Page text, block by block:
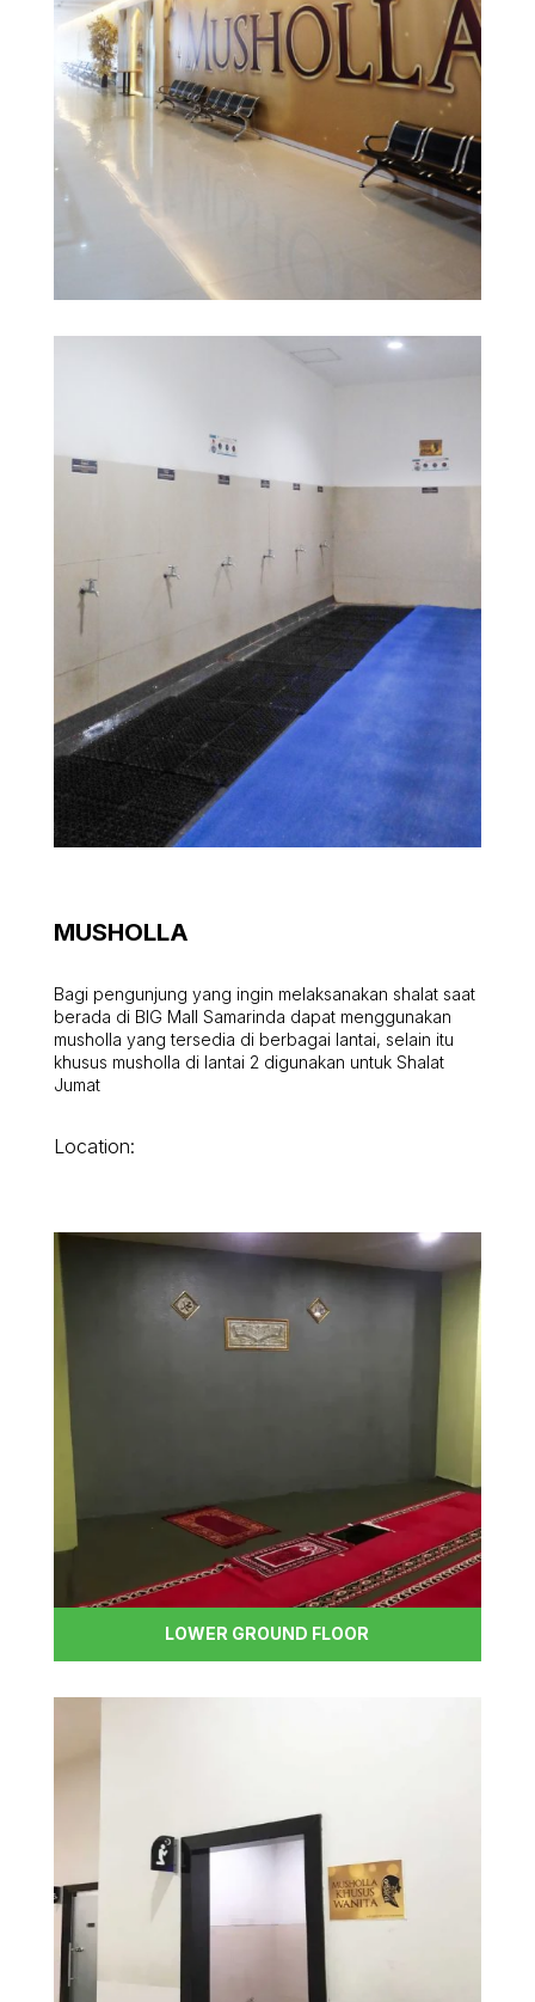
MUSHOLLA
Bagi pengunjung yang ingin melaksanakan shalat saat
berada di BIG Mall Samarinda dapat menggunakan
musholla yang tersedia di berbagai lantai, selain itu
khusus musholla di lantai 2 digunakan untuk Shalat
Jumat
Location: